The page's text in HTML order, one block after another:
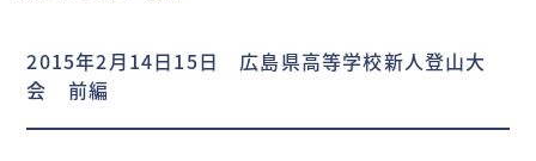
2015年2月14日15日 広島県高等学校新人登山大
会 前編